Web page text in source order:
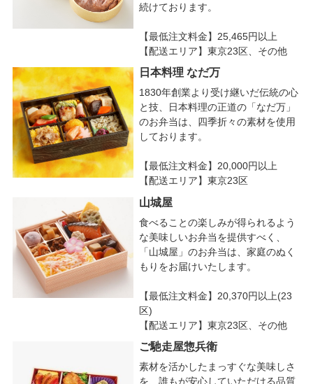
続けております。
【最低注文料金】25,465円以上
【配送エリア】東京23区、その他
日本料理 なだ万
1830年創業より受け継いだ伝統の心
と技、日本料理の正道の「なだ万」
のお弁当は、四季折々の素材を使用
しております。
【最低注文料金】20,000円以上
【配送エリア】東京23区
山城屋
食べることの楽しみが得られるよう
な美味しいお弁当を提供すべく、
「山城屋」のお弁当は、家庭のぬく
もりをお届けいたします。
【最低注文料金】20,370円以上(23
区)
【配送エリア】東京23区、その他
ご馳走屋惣兵衛
素材を活かしたまっすぐな美味しさ
を、誰もが安心していただける品質